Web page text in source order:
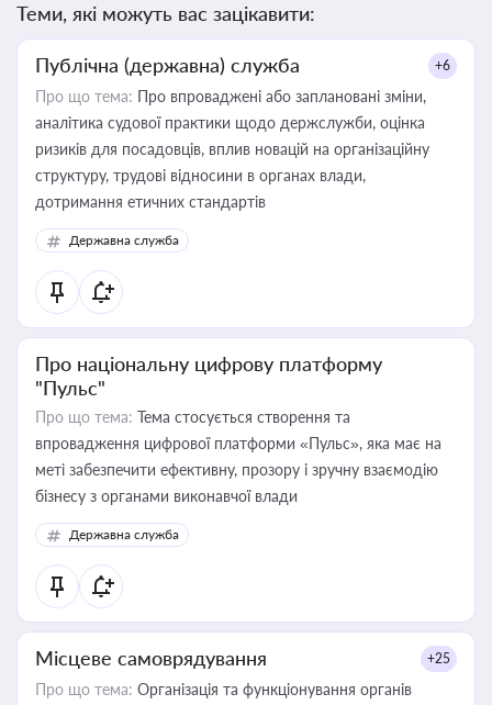
Теми, які можуть вас зацікавити:
Публічна (державна) служба +6
Про що тема: Про впроваджені або заплановані зміни,
аналітика судової практики щодо держслужби, оцінка
ризиків для посадовців, вплив новацій на організаційну
структуру, трудові відносини в органах влади,
дотримання етичних стандартів
Державна служба
Про національну цифрову платформу
"Пульс"
Про що тема: Тема стосується створення та
впровадження цифрової платформи «Пульс», яка має на
меті забезпечити ефективну, прозору і зручну взаємодію
бізнесу з органами виконавчої влади
Державна служба
Місцеве самоврядування +25
Про що тема: Організація та функціонування органів